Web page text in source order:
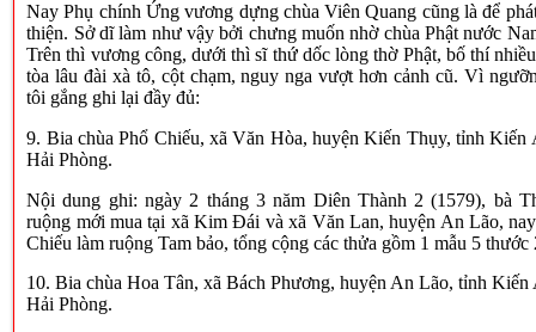
Nay Phụ chính Ứng vương dựng chùa Viên Quang cũng là để
thiện. Sở dĩ làm như vậy bởi chưng muốn nhờ chùa Phật nước
Trên thì vương công, dưới thì sĩ thứ dốc lòng thờ Phật, bố thí
tòa lâu đài xà tô, cột chạm, nguy nga vượt hơn cảnh cũ. Vì
tôi gắng ghi lại đầy đủ:
9. Bia chùa Phổ Chiếu, xã Văn Hòa, huyện Kiến Thụy, tỉnh Kiến
Hải Phòng.
Nội dung ghi: ngày 2 tháng 3 năm Diên Thành 2 (1579), bà
ruộng mới mua tại xã Kim Đái và xã Văn Lan, huyện An Lão,
Chiếu làm ruộng Tam bảo, tổng cộng các thửa gồm 1 mẫu 5
10. Bia chùa Hoa Tân, xã Bách Phương, huyện An Lão, tỉnh Kiến
Hải Phòng.